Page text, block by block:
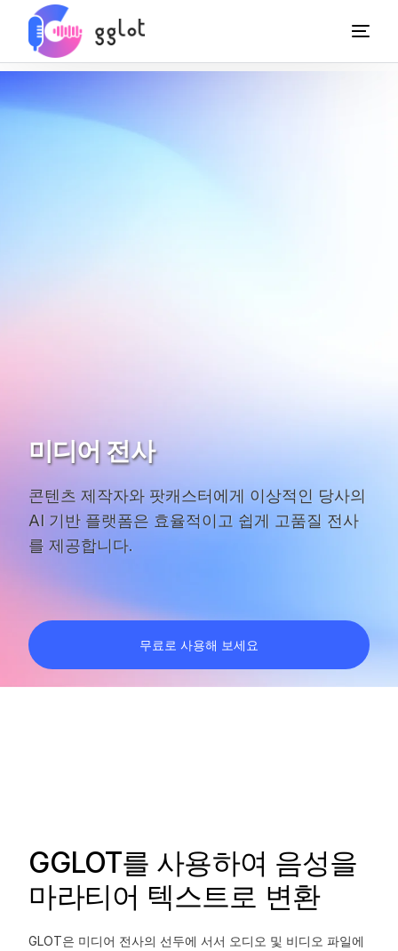
미디어 전사
콘텐츠 제작자와 팟캐스터에게 이상적인 당사의
AI 기반 플랫폼은 효율적이고 쉽게 고품질 전사
를 제공합니다.
무료로 사용해 보세요
GGLOT를 사용하여 음성을
마라티어 텍스트로 변환
GLOT은 미디어 전사의 선두에 서서 오디오 및 비디오 파일에